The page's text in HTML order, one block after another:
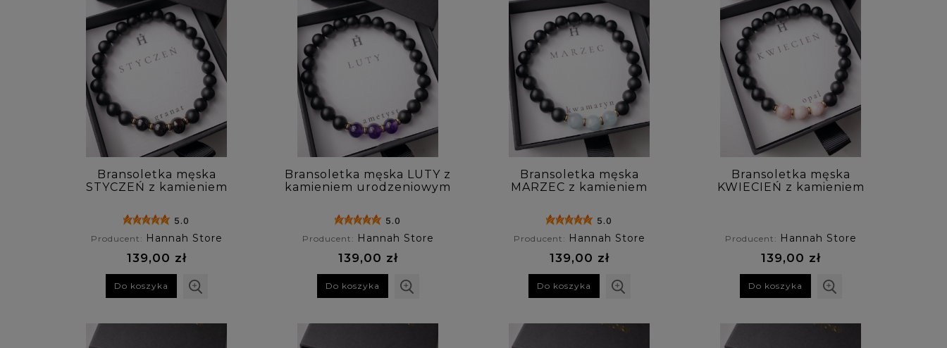
Bransoletka męska
STYCZEŃ z kamieniem
5.0
Producent: Hannah Store
139,00 zł
Do koszyka
Bransoletka męska LUTY z
kamieniem urodzeniowym
5.0
Producent: Hannah Store
139,00 zł
Do koszyka
Bransoletka męska
MARZEC z kamieniem
akwamaryn
5.0
Producent: Hannah Store
139,00 zł
Do koszyka
Bransoletka męska
KWIECIEŃ z kamieniem
Producent: Hannah Store
139,00 zł
Do koszyka